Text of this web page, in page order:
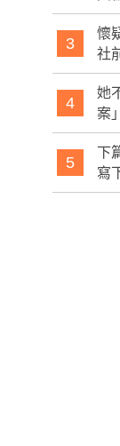
3
懷
社
4
她
案
5
下
寫